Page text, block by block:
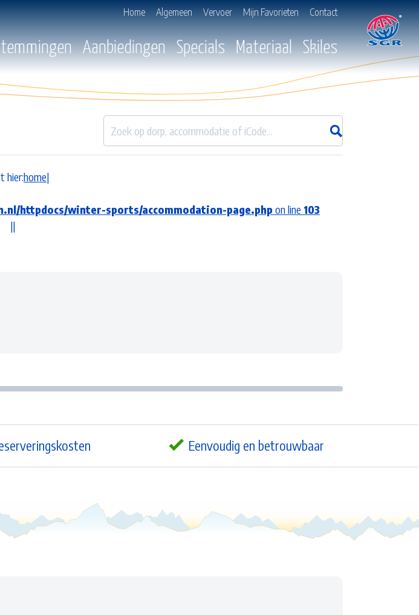
Home Algemeen Vervoer Mijn Favorieten Contact
Aanbiedingen Specials Materiaal Skiles
hier:home|
httpdocs/winter-sports/accommodation-page.phpon line 103
||
Eenvoudig en betrouwbaar